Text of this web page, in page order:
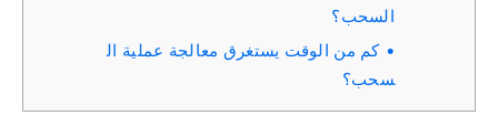
السحب؟
كم من الوقت يستغرق معالجة عملية ال
سحب؟